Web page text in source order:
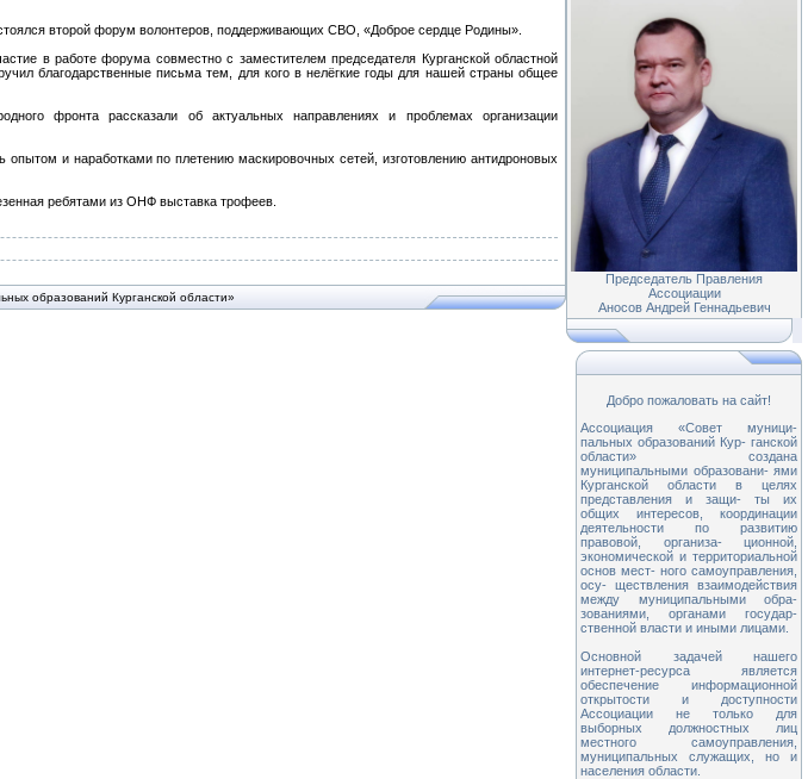
второй форум волонтеров, поддерживающих СВО, «Доброе сердце Родины».
в работе форума совместно с заместителем председателя Курганской областной
благодарственные письма тем, для кого в нелёгкие годы для нашей страны общее
фронта рассказали об актуальных направлениях и проблемах организации
опытом и наработками по плетению маскировочных сетей, изготовлению антидроновых
ребятами из ОНФ выставка трофеев.
образований Курганской области»
Председатель Правления
Ассоциации
Аносов Андрей Геннадьевич
Добро пожаловать на сайт!
Ассоциация «Совет муници-
пальных образований Кур- ганской
области» создана
муниципальными образовани- ями
Курганской области в целях
представления и защи- ты их
общих интересов, координации
деятельности по развитию
правовой, организа- ционной,
экономической и территориальной
основ мест- ного самоуправления,
осу- ществления взаимодействия
между муниципальными обра-
зованиями, органами государ-
ственной власти и иными лицами.
Основной задачей нашего
интернет-ресурса является
обеспечение информационной
открытости и доступности
Ассоциации не только для
выборных должностных лиц
местного самоуправления,
муниципальных служащих, но и
населения области.